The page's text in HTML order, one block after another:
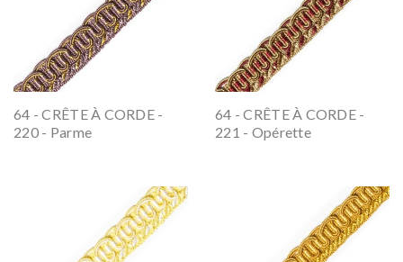
64 - CRÊTE À CORDE -
220 - Parme
64 - CRÊTE À CORDE -
221 - Opérette